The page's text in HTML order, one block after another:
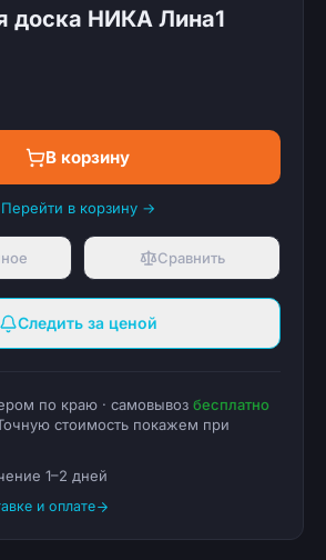
доска НИКА Лина1
В корзину
Перейти в корзину →
Сравнить
Следить за ценой
по краю · самовывоз бесплатно
стоимость покажем при
1–2 дней
и оплате